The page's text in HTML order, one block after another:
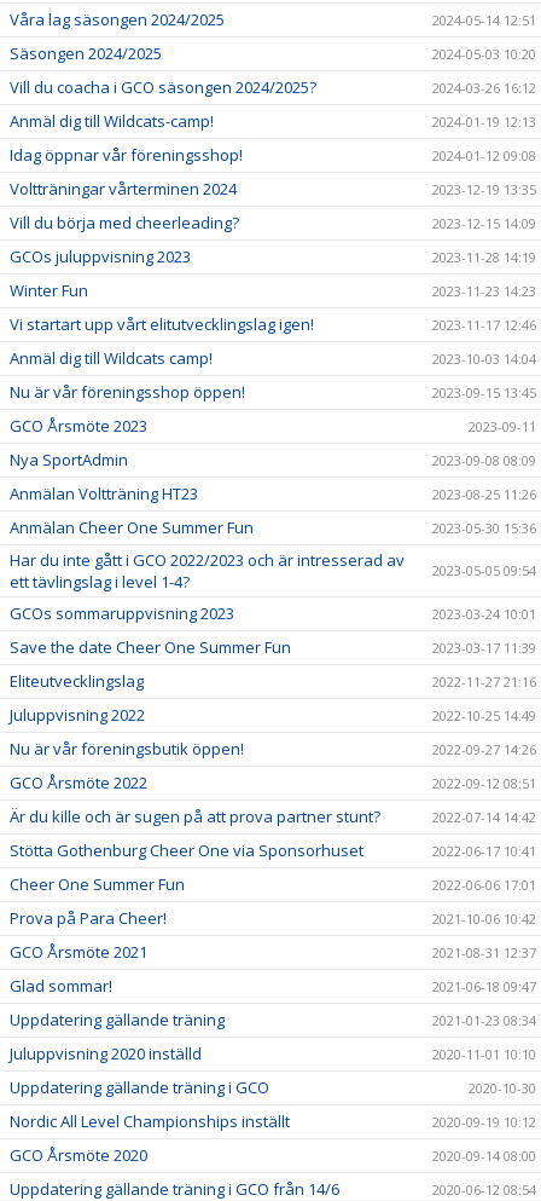
Våra lag säsongen 2024/2025 2024-05-14 12:51
Säsongen 2024/2025 2024-05-03 10:20
Vill du coacha i GCO säsongen 2024/2025? 2024-03-26 16:12
Anmäl dig till Wildcats-camp! 2024-01-19 12:13
Idag öppnar vår föreningsshop! 2024-01-12 09:08
Voltträningar vårterminen 2024 2023-12-19 13:35
Vill du börja med cheerleading? 2023-12-15 14:09
GCOs juluppvisning 2023 2023-11-28 14:19
Winter Fun 2023-11-23 14:23
Vi startart upp vårt elitutvecklingslag igen! 2023-11-17 12:46
Anmäl dig till Wildcats camp! 2023-10-03 14:04
Nu är vår föreningsshop öppen! 2023-09-15 13:45
GCO Årsmöte 2023 2023-09-11
Nya SportAdmin 2023-09-08 08:09
Anmälan Voltträning HT23 2023-08-25 11:26
Anmälan Cheer One Summer Fun 2023-05-30 15:36
Har du inte gått i GCO 2022/2023 och är intresserad av
ett tävlingslag i level 1-4?
2023-05-05 09:54
GCOs sommaruppvisning 2023 2023-03-24 10:01
Save the date Cheer One Summer Fun 2023-03-17 11:39
Eliteutvecklingslag 2022-11-27 21:16
Juluppvisning 2022 2022-10-25 14:49
Nu är vår föreningsbutik öppen! 2022-09-27 14:26
GCO Årsmöte 2022 2022-09-12 08:51
Är du kille och är sugen på att prova partner stunt? 2022-07-14 14:42
Stötta Gothenburg Cheer One via Sponsorhuset 2022-06-17 10:41
Cheer One Summer Fun 2022-06-06 17:01
Prova på Para Cheer! 2021-10-06 10:42
GCO Årsmöte 2021 2021-08-31 12:37
Glad sommar! 2021-06-18 09:47
Uppdatering gällande träning 2021-01-23 08:34
Juluppvisning 2020 inställd 2020-11-01 10:10
Uppdatering gällande träning i GCO 2020-10-30
Nordic All Level Championships inställt 2020-09-19 10:12
GCO Årsmöte 2020 2020-09-14 08:00
Uppdatering gällande träning i GCO från 14/6 2020-06-12 08:54